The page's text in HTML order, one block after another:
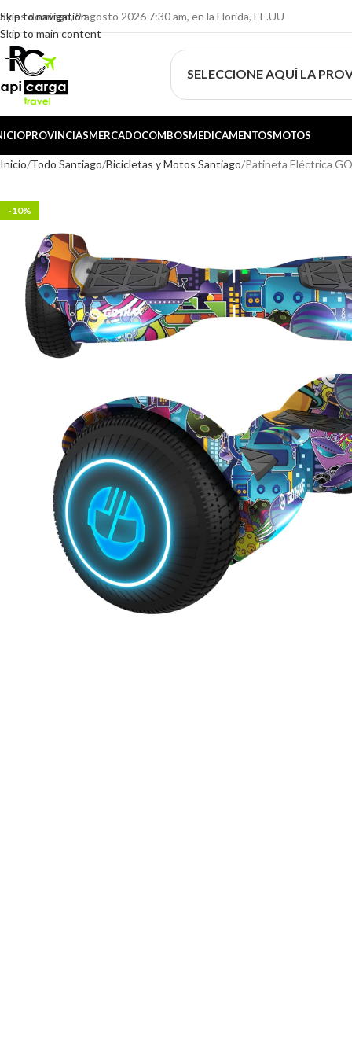
Skip to navigation
Skip to main content
es domingo, 9 agosto 2026 7:30 am, en la Florida, EE.UU
SELECCIONE AQUÍ LA
PROVINCIASMERCADOCOMBOSMEDICAMENTOSMOTOS
Inicio Todo Santiago Bicicletas y Motos Santiago Patineta Eléctrica
-10%